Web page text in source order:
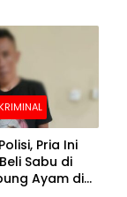
Pria Ini
Sabu di
Ayam di